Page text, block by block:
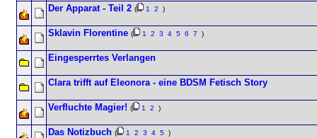
Der Apparat - Teil 2 ( 1 2 )
Sklavin Florentine ( 1 2 3 4 5 6 7 )
Eingesperrtes Verlangen
Clara trifft auf Eleonora - eine BDSM Fetisch Story
Verfluchte Magier! ( 1 2 )
Das Notizbuch ( 1 2 3 4 5 )